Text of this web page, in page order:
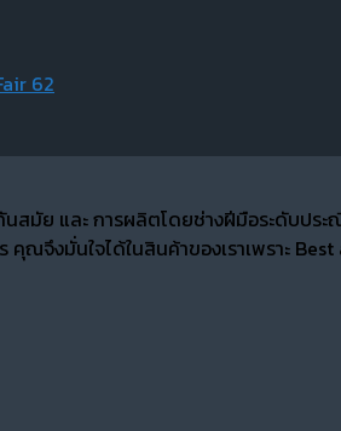
62
ย และ การผลิตโดยช่างฝีมือระดับประ
คุณจึงมั่นใจได้ในสินค้าของเราเพราะ